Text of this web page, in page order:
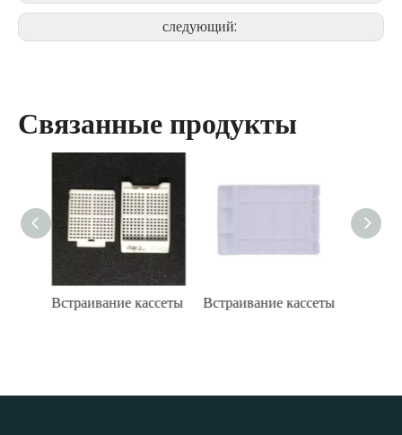
следующий:
Связанные продукты
Встраивание кассеты Встраивание кассеты